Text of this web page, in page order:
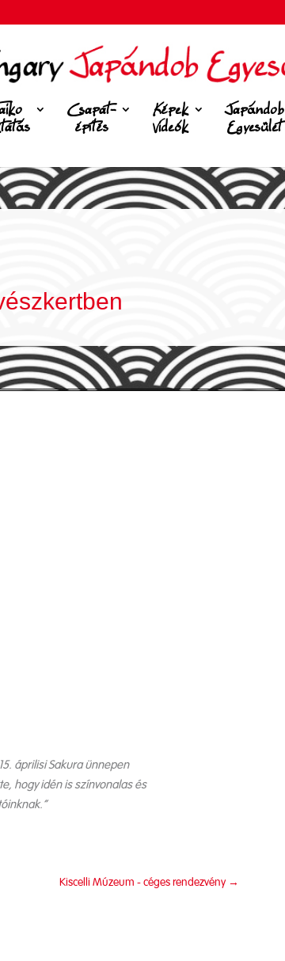
Csapat-
építés
Képek
Videók
Japándob
Egyesület
áprilisi Sakura ünnepen
hogy idén is színvonalas és
Kiscelli Múzeum - céges rendezvény →